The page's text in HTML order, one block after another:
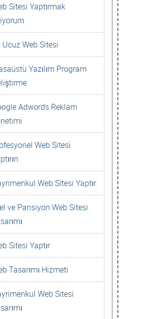
Sitesi Yaptırmak
Ucuz Web Sitesi
Yazılım Program
Adwords Reklam
Web Sitesi
Web Sitesi Yaptır
ve Pansiyon Web Sitesi
Sitesi Yaptır
Tasarımı Hizmeti
Web Sitesi